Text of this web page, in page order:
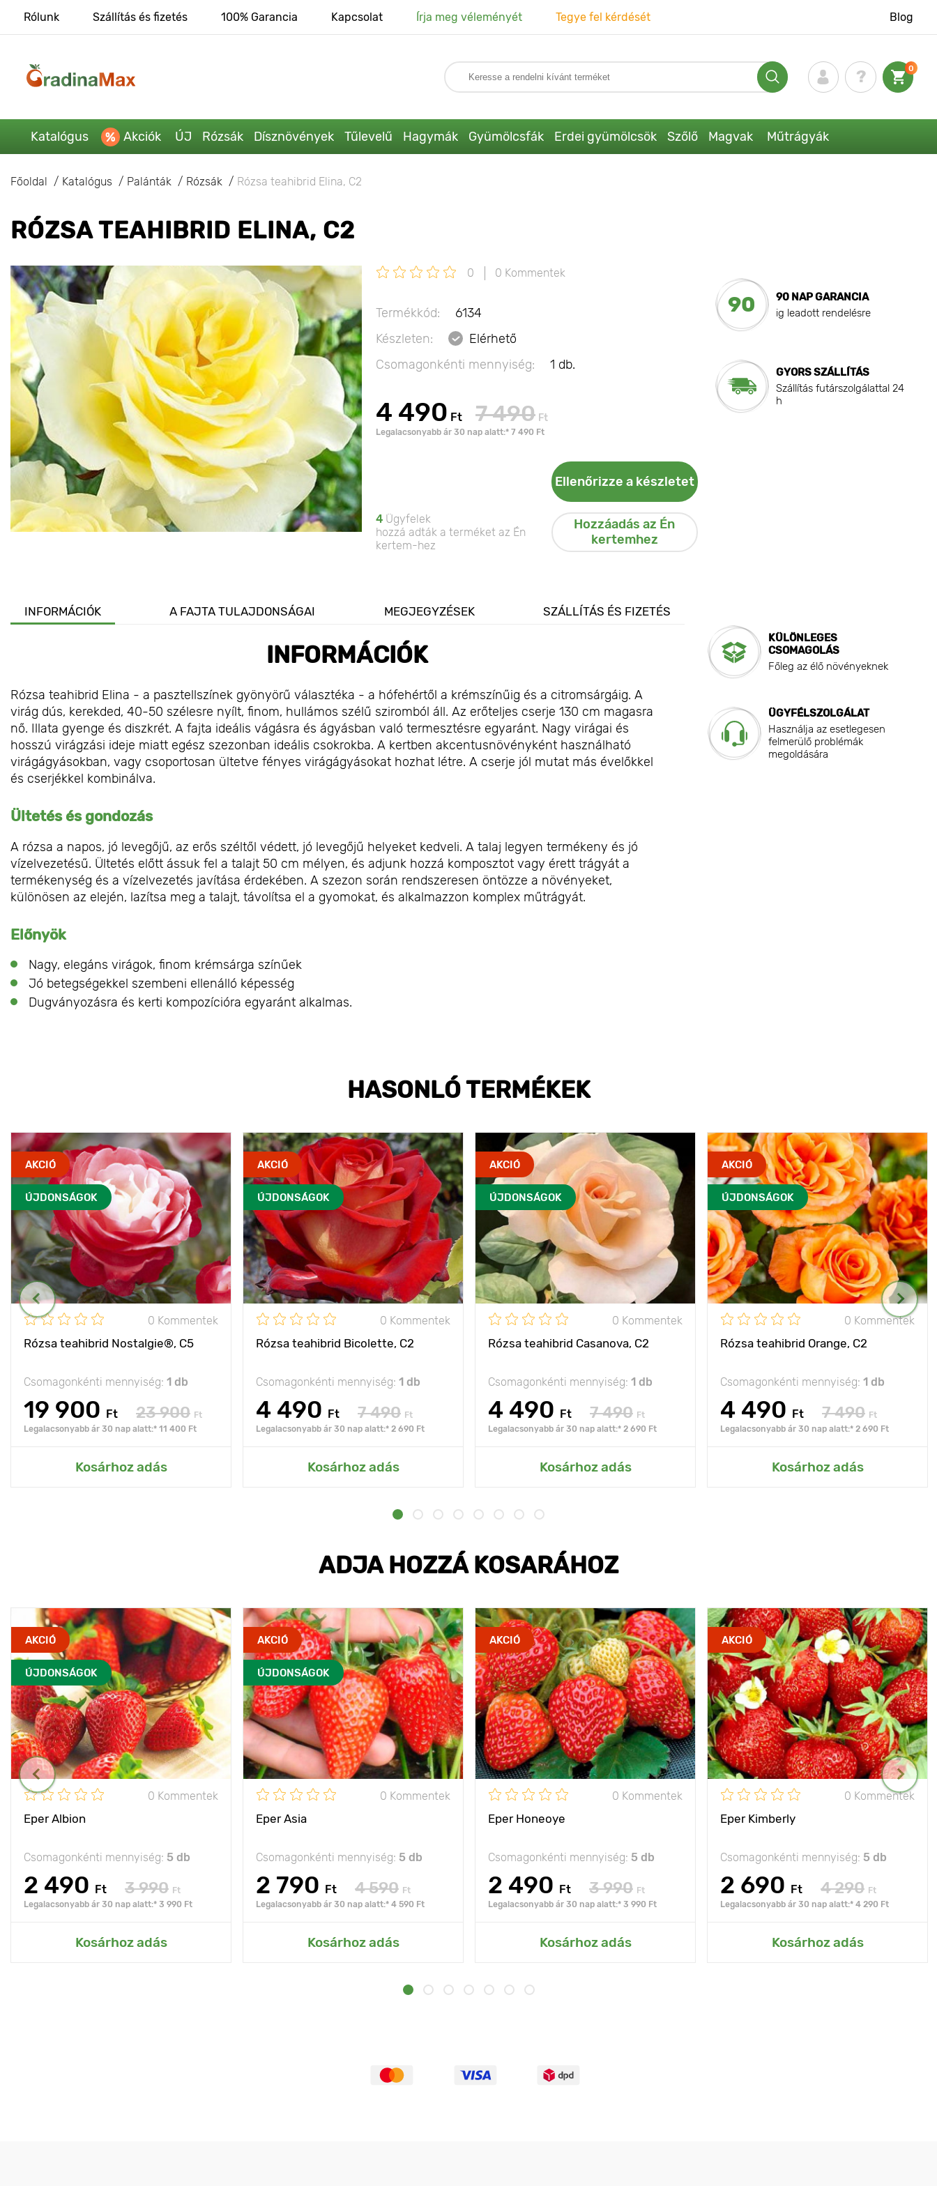
Rólunk Szállítás és fizetés 100% Garancia Kapcsolat Írja meg véleményét Tegye fel kérdését Blog
0
Katalógus Akciók ÚJ Rózsák Dísznövények Tűlevelű Hagymák Gyümölcsfák Erdei gyümölcsök Szőlő Magvak Műtrágyák
Főoldal Katalógus Palánták Rózsák Rózsa teahibrid Elina, C2
RÓZSA TEAHIBRID ELINA, C2
0 0 Kommentek
Termékkód:
6134
Készleten:
Elérhető
Csomagonkénti mennyiség:
1 db.
4 490 Ft 7 490 Ft
Legalacsonyabb ár 30 nap alatt:* 7 490 Ft
Ellenőrizze a készletet
4 Ügyfelek
hozzá adták a terméket az Én
kertem-hez
Hozzáadás az Én
kertemhez
90
90 NAP GARANCIA
ig leadott rendelésre
GYORS SZÁLLÍTÁS
Szállítás futárszolgálattal 24
h
INFORMÁCIÓK A FAJTA TULAJDONSÁGAI MEGJEGYZÉSEK SZÁLLÍTÁS ÉS FIZETÉS
INFORMÁCIÓK
Rózsa teahibrid Elina - a pasztellszínek gyönyörű választéka - a hófehértől a krémszínűig és a citromsárgáig. A
virág dús, kerekded, 40-50 szélesre nyílt, finom, hullámos szélű sziromból áll. Az erőteljes cserje 130 cm magasra
nő. Illata gyenge és diszkrét. A fajta ideális vágásra és ágyásban való termesztésre egyaránt. Nagy virágai és
hosszú virágzási ideje miatt egész szezonban ideális csokrokba. A kertben akcentusnövényként használható
virágágyásokban, vagy csoportosan ültetve fényes virágágyásokat hozhat létre. A cserje jól mutat más évelőkkel
és cserjékkel kombinálva.
Ültetés és gondozás
A rózsa a napos, jó levegőjű, az erős széltől védett, jó levegőjű helyeket kedveli. A talaj legyen termékeny és jó
vízelvezetésű. Ültetés előtt ássuk fel a talajt 50 cm mélyen, és adjunk hozzá komposztot vagy érett trágyát a
termékenység és a vízelvezetés javítása érdekében. A szezon során rendszeresen öntözze a növényeket,
különösen az elején, lazítsa meg a talajt, távolítsa el a gyomokat, és alkalmazzon komplex műtrágyát.
Előnyök
Nagy, elegáns virágok, finom krémsárga színűek
Jó betegségekkel szembeni ellenálló képesség
Dugványozásra és kerti kompozícióra egyaránt alkalmas.
KÜLÖNLEGES
CSOMAGOLÁS
Főleg az élő növényeknek
ÜGYFÉLSZOLGÁLAT
Használja az esetlegesen
felmerülő problémák
megoldására
HASONLÓ TERMÉKEK
AKCIÓ
ÚJDONSÁGOK
0 Kommentek
Rózsa teahibrid Nostalgie®, C5
Csomagonkénti mennyiség: 1 db
19 900 Ft 23 900 Ft
Legalacsonyabb ár 30 nap alatt:* 11 400 Ft
Kosárhoz adás
AKCIÓ
ÚJDONSÁGOK
0 Kommentek
Rózsa teahibrid Bicolette, C2
Csomagonkénti mennyiség: 1 db
4 490 Ft 7 490 Ft
Legalacsonyabb ár 30 nap alatt:* 2 690 Ft
Kosárhoz adás
AKCIÓ
ÚJDONSÁGOK
0 Kommentek
Rózsa teahibrid Casanova, C2
Csomagonkénti mennyiség: 1 db
4 490 Ft 7 490 Ft
Legalacsonyabb ár 30 nap alatt:* 2 690 Ft
Kosárhoz adás
AKCIÓ
ÚJDONSÁGOK
0 Kommentek
Rózsa teahibrid Orange, C2
Csomagonkénti mennyiség: 1 db
4 490 Ft 7 490 Ft
Legalacsonyabb ár 30 nap alatt:* 2 690 Ft
Kosárhoz adás
ADJA HOZZÁ KOSARÁHOZ
AKCIÓ
ÚJDONSÁGOK
0 Kommentek
Eper Albion
Csomagonkénti mennyiség: 5 db
2 490 Ft 3 990 Ft
Legalacsonyabb ár 30 nap alatt:* 3 990 Ft
Kosárhoz adás
AKCIÓ
ÚJDONSÁGOK
0 Kommentek
Eper Asia
Csomagonkénti mennyiség: 5 db
2 790 Ft 4 590 Ft
Legalacsonyabb ár 30 nap alatt:* 4 590 Ft
Kosárhoz adás
AKCIÓ
0 Kommentek
Eper Honeoye
Csomagonkénti mennyiség: 5 db
2 490 Ft 3 990 Ft
Legalacsonyabb ár 30 nap alatt:* 3 990 Ft
Kosárhoz adás
AKCIÓ
0 Kommentek
Eper Kimberly
Csomagonkénti mennyiség: 5 db
2 690 Ft 4 290 Ft
Legalacsonyabb ár 30 nap alatt:* 4 290 Ft
Kosárhoz adás